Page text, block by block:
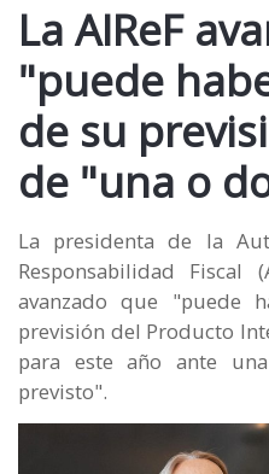
La AIReF
"puede
de su
de "una o
La presidenta de la
Responsabilidad Fiscal
avanzado que "puede
previsión del Producto
para este año ante
previsto".